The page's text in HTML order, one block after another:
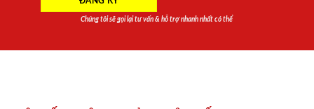
Chúng tôi sẽ gọi lại tư vấn & hỗ trợ nhanh nhất có thể